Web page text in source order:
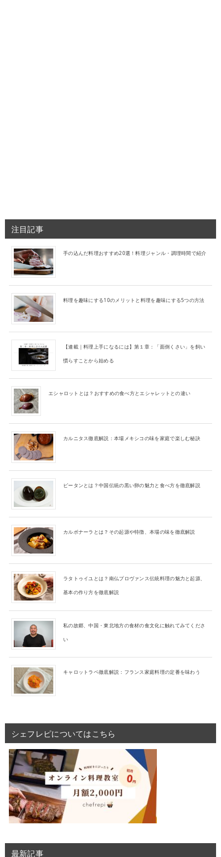
注目記事
手の込んだ料理おすすめ20選！料理ジャンル・調理時間で紹介
料理を趣味にする10のメリットと料理を趣味にする5つの方法
【連載｜料理上手になるには】第１章：「面倒くさい」を飼い
慣らすことから始める
エシャロットとは？おすすめの食べ方とエシャレットとの違い
カルニタス徹底解説：本場メキシコの味を家庭で楽しむ秘訣
ピータンとは？中国伝統の黒い卵の魅力と食べ方を徹底解説
カルボナーラとは？その起源や特徴、本場の味を徹底解説
ラタトゥイユとは？南仏プロヴァンス伝統料理の魅力と起源、
基本の作り方を徹底解説
私の故郷、中国・東北地方の食材の食文化に触れてみてくださ
い
キャロットラペ徹底解説：フランス家庭料理の定番を味わう
シェフレピについてはこちら
最新記事